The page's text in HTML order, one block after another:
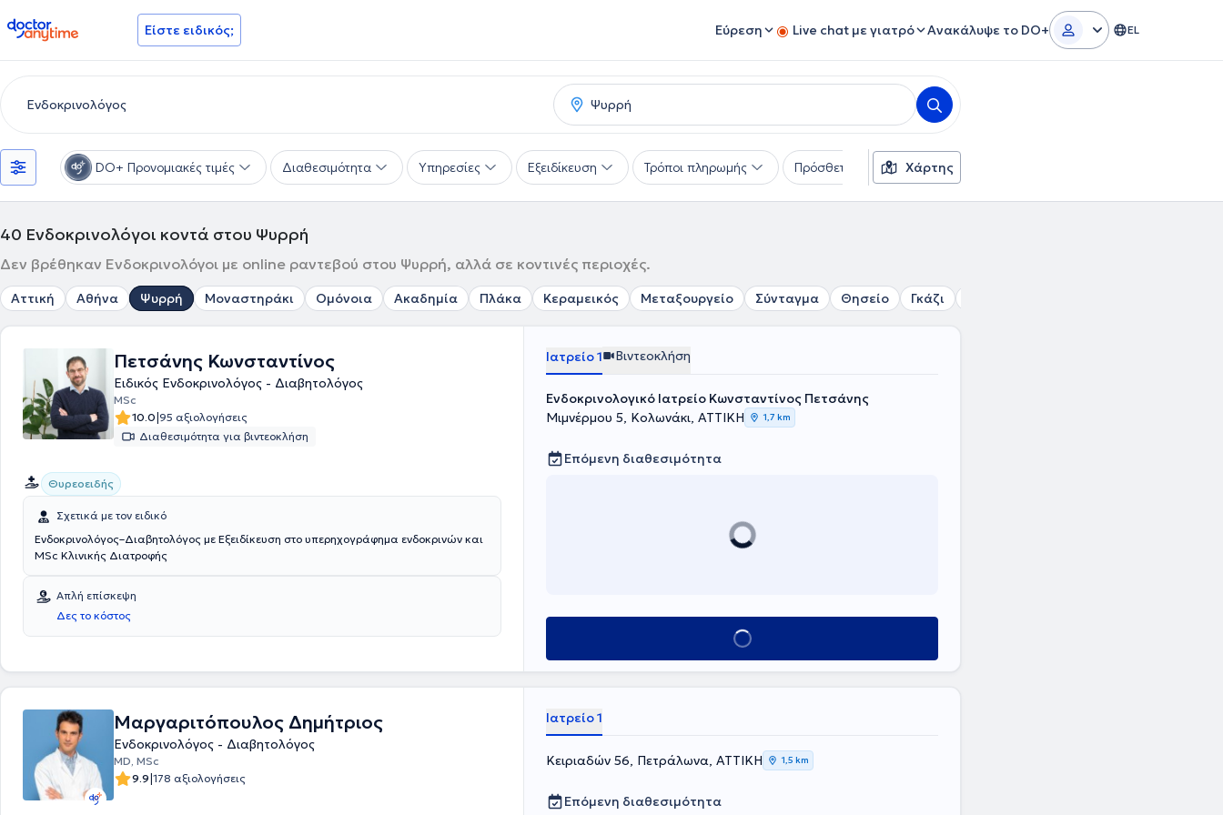
doctoranytime Είστε ειδικός; Εύρεση Live chat με γιατρό Ανακάλυψε το DO+ EL
DO+ Προνομιακές τιμές Διαθεσιμότητα Υπηρεσίες Εξειδίκευση Τρόποι πληρωμής Πρόσθετα φίλτρα Γλώσσες
Χάρτης
40 Ενδοκρινολόγοι κοντά στου Ψυρρή
Δεν βρέθηκαν Ενδοκρινολόγοι με online ραντεβού στου Ψυρρή, αλλά σε κοντινές περιοχές.
Αττική Αθήνα Ψυρρή Μοναστηράκι Ομόνοια Ακαδημία Πλάκα Κεραμεικός Μεταξουργείο Σύνταγμα Θησείο Γκάζι
Πετσάνης Κωνσταντίνος
Ειδικός Ενδοκρινολόγος - Διαβητολόγος
MSc
10.0|95 αξιολογήσεις
Διαθεσιμότητα για βιντεοκλήση
Θυρεοειδής
Σχετικά με τον ειδικό
Ενδοκρινολόγος–Διαβητολόγος με Εξειδίκευση στο υπερηχογράφημα ενδοκρινών και
MSc Κλινικής Διατροφής
Απλή επίσκεψη
Δες το κόστος
Ιατρείο 1 Βιντεοκλήση
Ενδοκρινολογικό Ιατρείο Κωνσταντίνος Πετσάνης
Μιμνέρμου 5, Κολωνάκι, ΑΤΤΙΚΗ
1,7 km
Επόμενη διαθεσιμότητα
Κλείσε ραντεβού
Μαργαριτόπουλος Δημήτριος
Ενδοκρινολόγος - Διαβητολόγος
MD, MSc
9.9|178 αξιολογήσεις
Ιατρείο 1
Κειριαδών 56, Πετράλωνα, ΑΤΤΙΚΗ 1,5 km
Επόμενη διαθεσιμότητα